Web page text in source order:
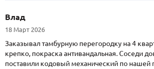
Влад
18 Март 2026
Заказывал тамбурную перегородку на 4
крепко, покраска антивандальная. Соседи
поставили кодовый механический по нашей